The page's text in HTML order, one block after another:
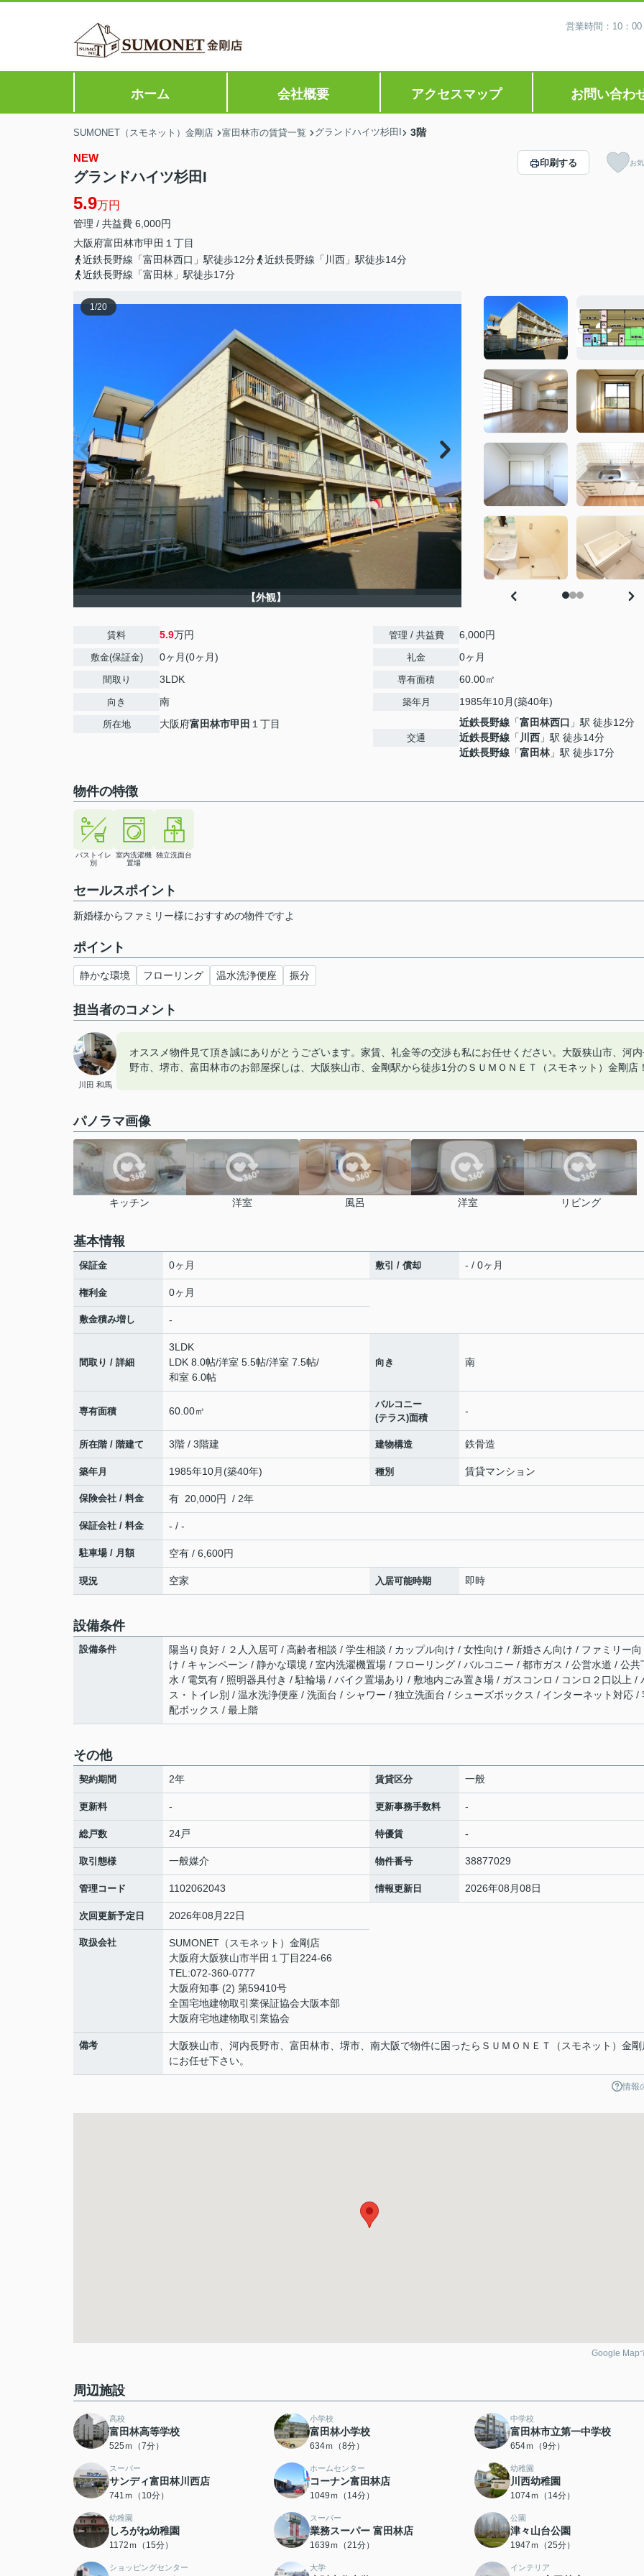
営業時間：10：
ホーム 会社概要 アクセスマップ お問い合わ
SUMONET（スモネット）金剛店 富田林市の賃貸一覧 グランドハイツ杉田I 3階
NEW
グランドハイツ杉田I
5.9万円
管理 / 共益費 6,000円
大阪府富田林市甲田 １丁目
近鉄長野線「富田林西口」駅徒歩12分
近鉄長野線「川西」駅徒歩14分
近鉄長野線「富田林」駅徒歩17分
印刷する お
1/20
【外観】
賃料 5.9万円
敷金(保証金) 0ヶ月(0ヶ月)
間取り 3LDK
向き 南
所在地 大阪府富田林市甲田 １丁目
管理 / 共益費 6,000円
礼金 0ヶ月
専有面積 60.00㎡
築年月 1985年10月(築40年)
交通
近鉄長野線 「富田林西口 」駅 徒歩12分
近鉄長野線 「 川西 」駅 徒歩14分
近鉄長野線 「富田林」駅 徒歩17分
物件の特徴
バストイレ
別
室内洗濯機
置場
独立洗面台
セールスポイント
新婚様からファミリー様におすすめの物件ですよ
ポイント
静かな環境 フローリング 温水洗浄便座 振分
担当者のコメント
川田 和馬
オススメ物件見て頂き誠にありがとうございます。家賃、礼金等の交渉も私にお任せください。大阪狭山市、河
野市、堺市、富田林市のお部屋探しは、大阪狭山市、金剛駅から徒歩1分のＳＵＭＯＮＥＴ（スモネット）金剛店
パノラマ画像
キッチン 洋室 風呂 洋室 リビング
基本情報
保証金 0ヶ月 敷引 / 償却 - / 0ヶ月
権利金 0ヶ月
敷金積み増し -
間取り / 詳細
3LDK
LDK 8.0帖/洋室 5.5帖/洋室 7.5帖/
和室 6.0帖
向き 南
専有面積 60.00㎡
バルコニー
(テラス)面積
-
所在階 / 階建て 3階 / 3階建 建物構造 鉄骨造
築年月 1985年10月(築40年) 種別 賃貸マンション
保険会社 / 料金 有 20,000円 / 2年
保証会社 / 料金 - / -
駐車場 / 月額 空有 / 6,600円
現況 空家 入居可能時期 即時
設備条件
設備条件
陽当り良好 / ２人入居可 / 高齢者相談 / 学生相談 / カップル向け / 女性向け / 新婚さん向け / ファミリー向
け / キャンペーン / 静かな環境 / 室内洗濯機置場 / フローリング / バルコニー / 都市ガス / 公営水道 / 公共
水 / 電気有 / 照明器具付き / 駐輪場 / バイク置場あり / 敷地内ごみ置き場 / ガスコンロ / コンロ２口以上 /
ス・トイレ別 / 温水洗浄便座 / 洗面台 / シャワー / 独立洗面台 / シューズボックス / インターネット対応 /
配ボックス / 最上階
その他
契約期間 2年 賃貸区分 一般
更新料 - 更新事務手数料 -
総戸数 24戸 特優賃 -
取引態様 一般媒介 物件番号 38877029
管理コード 1102062043 情報更新日 2026年08月08日
次回更新予定日 2026年08月22日
取扱会社
SUMONET（スモネット）金剛店
大阪府大阪狭山市半田１丁目224-66
TEL:072-360-0777
大阪府知事 (2) 第59410号
全国宅地建物取引業保証協会大阪本部
大阪府宅地建物取引業協会
備考
大阪狭山市、河内長野市、富田林市、堺市、南大阪で物件に困ったらＳＵＭＯＮＥＴ（スモネット）金剛
にお任せ下さい。
情報
Google Map
周辺施設
高校
富田林高等学校
525ｍ（7分）
小学校
富田林小学校
634ｍ（8分）
中学校
富田林市立第一中学校
654ｍ（9分）
スーパー
サンディ富田林川西店
741ｍ（10分）
ホームセンター
コーナン富田林店
1049ｍ（14分）
幼稚園
川西幼稚園
1074ｍ（14分）
幼稚園
しろがね幼稚園
1172ｍ（15分）
スーパー
業務スーパー 富田林店
1639ｍ（21分）
公園
津々山台公園
1947ｍ（25分）
ショッピングセンター 大学 インテリア